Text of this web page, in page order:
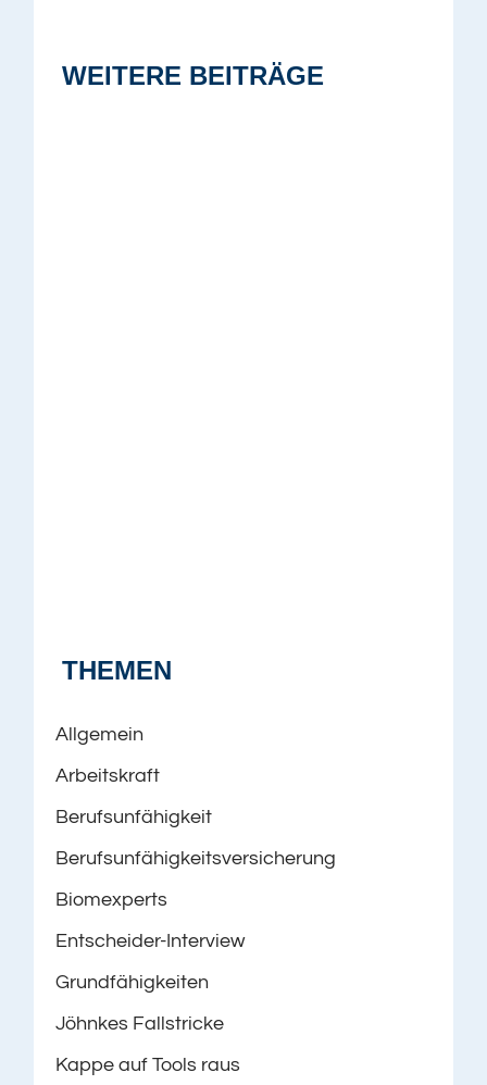
WEITERE BEITRÄGE
THEMEN
Allgemein
Arbeitskraft
Berufsunfähigkeit
Berufsunfähigkeitsversicherung
Biomexperts
Entscheider-Interview
Grundfähigkeiten
Jöhnkes Fallstricke
Kappe auf Tools raus